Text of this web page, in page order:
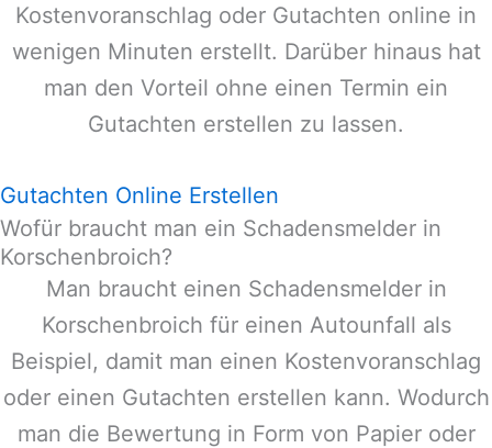
Kostenvoranschlag oder Gutachten online in
wenigen Minuten erstellt. Darüber hinaus hat
man den Vorteil ohne einen Termin ein
Gutachten erstellen zu lassen.
Gutachten Online Erstellen
Wofür braucht man ein Schadensmelder in
Korschenbroich?
Man braucht einen Schadensmelder in
Korschenbroich für einen Autounfall als
Beispiel, damit man einen Kostenvoranschlag
oder einen Gutachten erstellen kann. Wodurch
man die Bewertung in Form von Papier oder